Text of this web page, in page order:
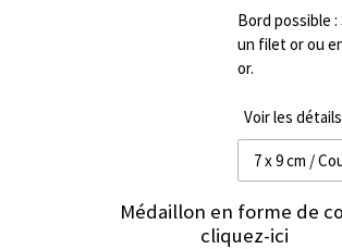
Bord possible
un filet or ou
or.
Voir les détails
Médaillon en forme de
cliquez-ici